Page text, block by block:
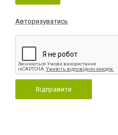
Авторизуватись
Відправити